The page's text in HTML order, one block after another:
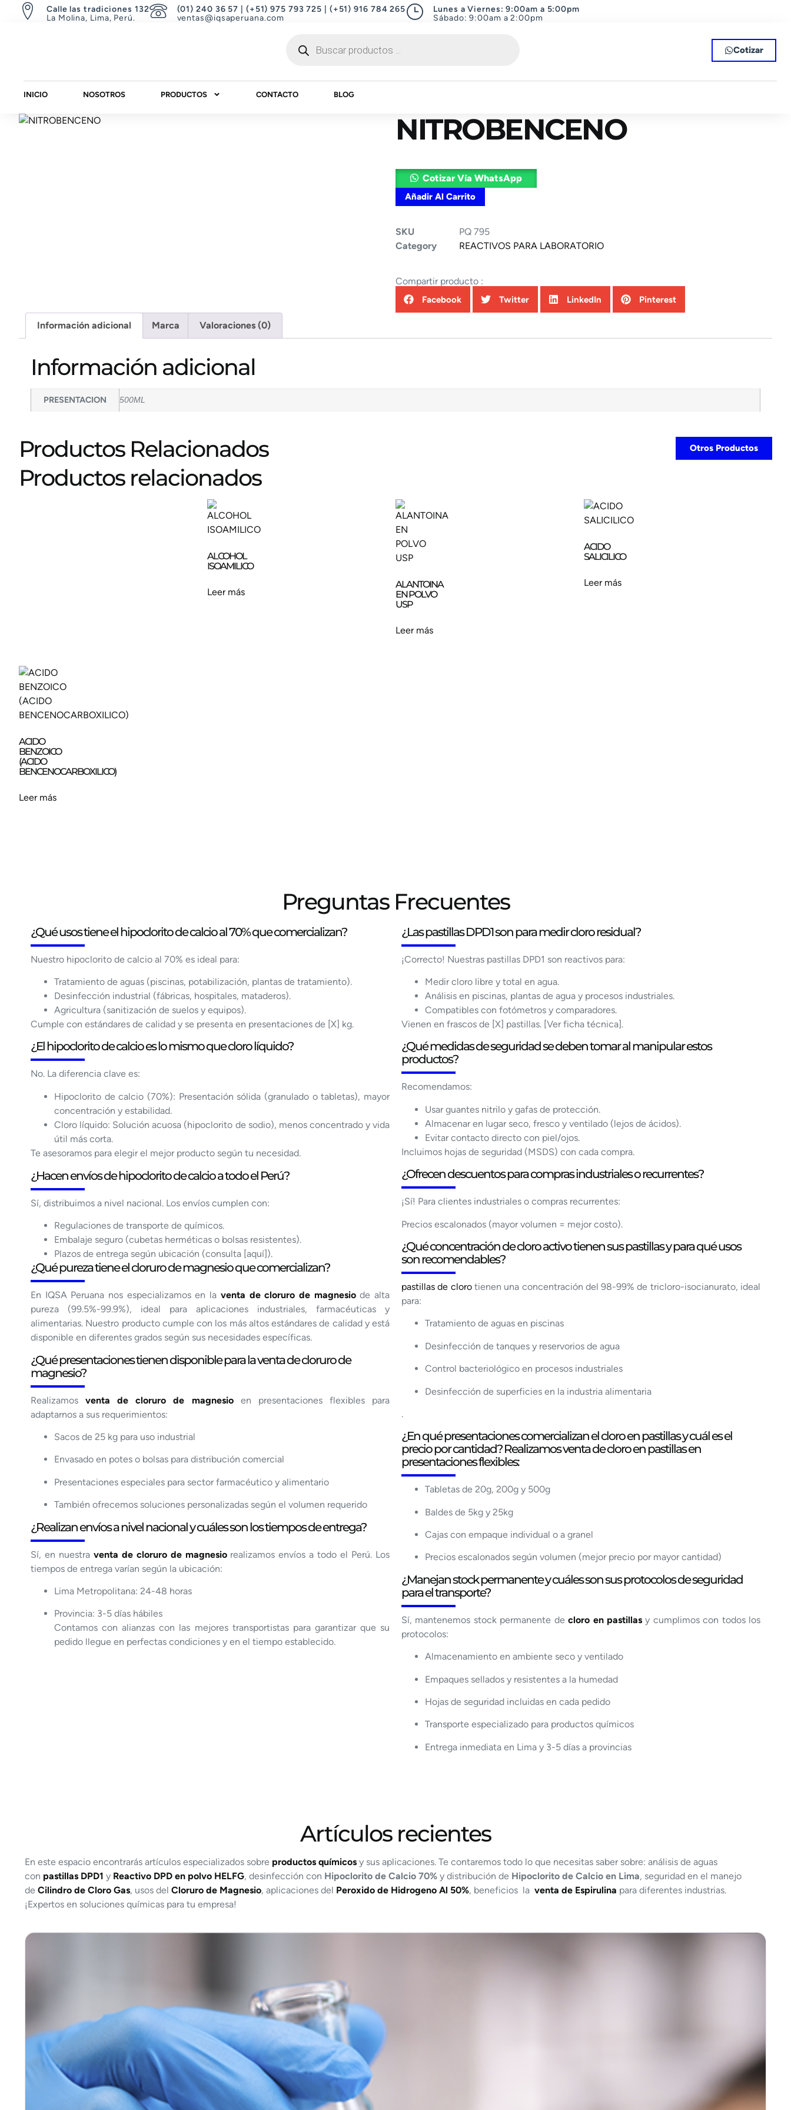
Calle las tradiciones 132
La Molina, Lima, Perú.
(01) 240 36 57 | (+51) 975 793 725 | (+51) 916 784 265
ventas@iqsaperuana.com
Lunes a Viernes: 9:00am a 5:00pm
Sábado: 9:00am a 2:00pm
Cotizar
INICIO NOSOTROS PRODUCTOS CONTACTO BLOG
NITROBENCENO
Cotizar Vía WhatsApp
Añadir Al Carrito
SKU
PQ 795
Category
REACTIVOS PARA LABORATORIO
Compartir producto :
Facebook Twitter LinkedIn Pinterest
Información adicional Marca Valoraciones (0)
Información adicional
PRESENTACION 500ML
Productos Relacionados Otros Productos
Productos relacionados
ALCOHOL
ISOAMILICO
Leer más
ALANTOINA
EN POLVO
USP
Leer más
ACIDO
SALICILICO
Leer más
ACIDO
BENZOICO
(ACIDO
BENCENOCARBOXILICO)
Leer más
Preguntas Frecuentes
¿Qué usos tiene el hipoclorito de calcio al 70% que comercializan?
Nuestro hipoclorito de calcio al 70% es ideal para:
Tratamiento de aguas (piscinas, potabilización, plantas de tratamiento).
Desinfección industrial (fábricas, hospitales, mataderos).
Agricultura (sanitización de suelos y equipos).
Cumple con estándares de calidad y se presenta en presentaciones de [X] kg.
¿El hipoclorito de calcio es lo mismo que cloro líquido?
No. La diferencia clave es:
Hipoclorito de calcio (70%): Presentación sólida (granulado o tabletas), mayor
concentración y estabilidad.
Cloro líquido: Solución acuosa (hipoclorito de sodio), menos concentrado y vida
útil más corta.
Te asesoramos para elegir el mejor producto según tu necesidad.
¿Hacen envíos de hipoclorito de calcio a todo el Perú?
Sí, distribuimos a nivel nacional. Los envíos cumplen con:
Regulaciones de transporte de químicos.
Embalaje seguro (cubetas herméticas o bolsas resistentes).
Plazos de entrega según ubicación (consulta [aquí]).
¿Qué pureza tiene el cloruro de magnesio que comercializan?
En IQSA Peruana nos especializamos en la venta de cloruro de magnesiode alta
pureza (99.5%-99.9%), ideal para aplicaciones industriales, farmacéuticas y
alimentarias. Nuestro producto cumple con los más altos estándares de calidad y está
disponible en diferentes grados según sus necesidades específicas.
¿Qué presentaciones tienen disponible para la venta de cloruro de
magnesio?
Realizamos venta de cloruro de magnesioen presentaciones flexibles para
adaptarnos a sus requerimientos:
Sacos de 25 kg para uso industrial
Envasado en potes o bolsas para distribución comercial
Presentaciones especiales para sector farmacéutico y alimentario
También ofrecemos soluciones personalizadas según el volumen requerido
¿Realizan envíos a nivel nacional y cuáles son los tiempos de entrega?
Sí, en nuestra venta de cloruro de magnesio realizamos envíos a todo el Perú. Los
tiempos de entrega varían según la ubicación:
Lima Metropolitana: 24-48 horas
Provincia: 3-5 días hábiles
Contamos con alianzas con las mejores transportistas para garantizar que su
pedido llegue en perfectas condiciones y en el tiempo establecido.
¿Las pastillas DPD1 son para medir cloro residual?
¡Correcto! Nuestras pastillas DPD1 son reactivos para:
Medir cloro libre y total en agua.
Análisis en piscinas, plantas de agua y procesos industriales.
Compatibles con fotómetros y comparadores.
Vienen en frascos de [X] pastillas. [Ver ficha técnica].
¿Qué medidas de seguridad se deben tomar al manipular estos
productos?
Recomendamos:
Usar guantes nitrilo y gafas de protección.
Almacenar en lugar seco, fresco y ventilado (lejos de ácidos).
Evitar contacto directo con piel/ojos.
Incluimos hojas de seguridad (MSDS) con cada compra.
¿Ofrecen descuentos para compras industriales o recurrentes?
¡Sí! Para clientes industriales o compras recurrentes:
Precios escalonados (mayor volumen = mejor costo).
¿Qué concentración de cloro activo tienen sus pastillas y para qué usos
son recomendables?
pastillas de clorotienen una concentración del 98-99% de tricloro-isocianurato, ideal
para:
Tratamiento de aguas en piscinas
Desinfección de tanques y reservorios de agua
Control bacteriológico en procesos industriales
Desinfección de superficies en la industria alimentaria
.
¿En qué presentaciones comercializan el cloro en pastillas y cuál es el
precio por cantidad? Realizamos venta de cloro en pastillas en
presentaciones flexibles:
Tabletas de 20g, 200g y 500g
Baldes de 5kg y 25kg
Cajas con empaque individual o a granel
Precios escalonados según volumen (mejor precio por mayor cantidad)
¿Manejan stock permanente y cuáles son sus protocolos de seguridad
para el transporte?
Sí, mantenemos stock permanente decloro en pastillasy cumplimos con todos los
protocolos:
Almacenamiento en ambiente seco y ventilado
Empaques sellados y resistentes a la humedad
Hojas de seguridad incluidas en cada pedido
Transporte especializado para productos químicos
Entrega inmediata en Lima y 3-5 días a provincias
Artículos recientes
En este espacio encontrarás artículos especializados sobre productos químicos y sus aplicaciones. Te contaremos todo lo que necesitas saber sobre: análisis de aguas
con pastillas DPD1 y Reactivo DPD en polvo HELFG, desinfección con Hipoclorito de Calcio 70% y distribución de Hipoclorito de Calcio en Lima, seguridad en el manejo
de Cilindro de Cloro Gas, usos del Cloruro de Magnesio, aplicaciones del Peroxido de Hidrogeno Al 50%, beneficios la venta de Espirulina para diferentes industrias.
¡Expertos en soluciones químicas para tu empresa!